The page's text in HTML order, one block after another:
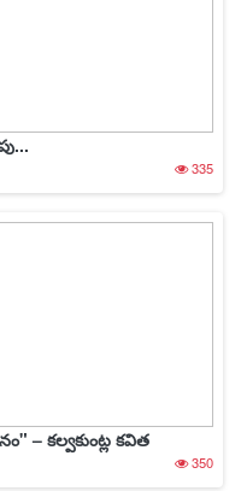
335
– కల్వకుంట్ల కవిత
350